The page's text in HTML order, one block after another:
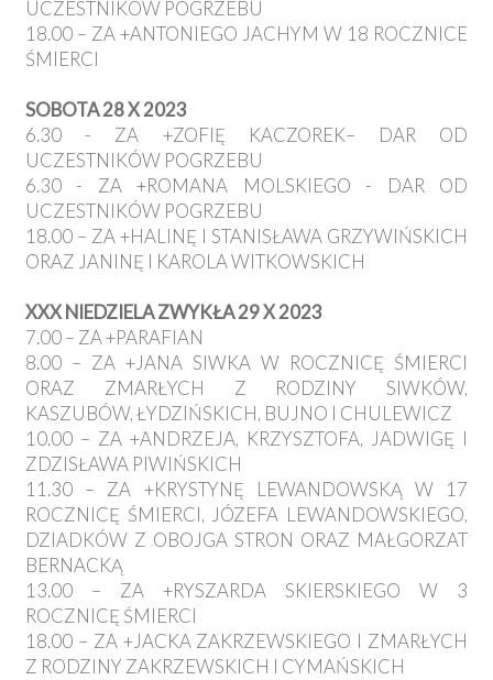
UCZESTNIKÓW POGRZEBU
18.00 – ZA +ANTONIEGO JACHYM W 18 ROCZNICE
ŚMIERCI
SOBOTA 28 X 2023
6.30 - ZA +ZOFIĘ KACZOREK– DAR OD
UCZESTNIKÓW POGRZEBU
6.30 - ZA +ROMANA MOLSKIEGO - DAR OD
UCZESTNIKÓW POGRZEBU
18.00 – ZA +HALINĘ I STANISŁAWA GRZYWIŃSKICH
ORAZ JANINĘ I KAROLA WITKOWSKICH
XXX NIEDZIELA ZWYKŁA 29 X 2023
7.00 – ZA +PARAFIAN
8.00 – ZA +JANA SIWKA W ROCZNICĘ ŚMIERCI
ORAZ ZMARŁYCH Z RODZINY SIWKÓW,
KASZUBÓW, ŁYDZIŃSKICH, BUJNO I CHULEWICZ
10.00 – ZA +ANDRZEJA, KRZYSZTOFA, JADWIGĘ I
ZDZISŁAWA PIWIŃSKICH
11.30 – ZA +KRYSTYNĘ LEWANDOWSKĄ W 17
ROCZNICĘ ŚMIERCI, JÓZEFA LEWANDOWSKIEGO,
DZIADKÓW Z OBOJGA STRON ORAZ MAŁGORZAT
BERNACKĄ
13.00 – ZA +RYSZARDA SKIERSKIEGO W 3
ROCZNICĘ ŚMIERCI
18.00 – ZA +JACKA ZAKRZEWSKIEGO I ZMARŁYCH
Z RODZINY ZAKRZEWSKICH I CYMAŃSKICH